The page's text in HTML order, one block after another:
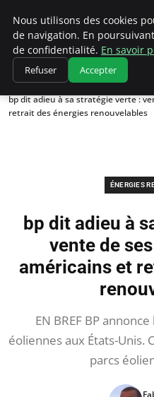
Climatedebtagents
Accueil
Énergies Renouvelables
bp dit adieu à sa stratégie verte :
retrait des énergies renouvelables
ÉNERGIES
bp dit adieu à
vente de
américains et
EN BREF BP
éoliennes aux États-
parcs
Nous utilisons des cookies
de navigation. En
de confidentialité. En savoir
Refuser Accepter